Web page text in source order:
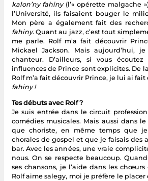
kalon’ny fahiny(l’« opérette malgache
l’Université, ils faisaient bouger le
Mon père a également fait des
fahiny.Quant au jazz, c’est tout
me parle. Rolf m’a fait découvrir
Mickael Jackson. Mais aujourd’hui,
chanteur. D’ailleurs, si vous
influences de Prince sont explicites. De
Rolf m’a fait découvrir Prince, je lui ai
fahiny !
Tes débuts avec Rolf ?
Je suis entrée dans le circuit
comédies musicales. Mais aussi dans
que choriste, en même temps que
chorales de gospel et que je faisais des
bar. Avec les années, une vraie
nous. On se respecte beaucoup.
ses chansons, je l’aide dans les
Rolf aime salegy, moi je préfère le